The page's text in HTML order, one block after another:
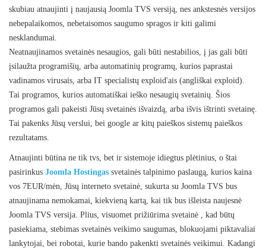
skubiau atnaujinti į naujausią Joomla TVS versiją, nes ankstesnės versijos
nebepalaikomos, nebetaisomos saugumo spragos ir kiti galimi
nesklandumai.
Neatnaujinamos svetainės nesaugios, gali būti nestabilios, į jas gali būti
įsilaužta programišių, arba automatinių programų, kurios paprastai
vadinamos virusais, arba IT specialistų exploid'ais (angliškai exploid).
Tai programos, kurios automatiškai ieško nesaugių svetainių. Šios
programos gali pakeisti Jūsų svetainės išvaizdą, arba išvis ištrinti svetainę.
Tai pakenks Jūsų verslui, bei google ar kitų paieškos sistemų paieškos
rezultatams.
Atnaujinti būtina ne tik tvs, bet ir sistemoje idiegtus plėtinius, o štai
pasirinkus Joomla Hostingas svetainės talpinimo paslaugą, kurios kaina
vos 7EUR/mėn, Jūsų interneto svetainė, sukurta su Joomla TVS bus
atnaujinama nemokamai, kiekvieną kartą, kai tik bus išleista naujesnė
Joomla TVS versija. Plius, visuomet prižiūrima svetainė , kad būtų
pasiekiama, stebimas svetainės veikimo saugumas, blokuojami piktavaliai
lankytojai, bei robotai, kurie bando pakenkti svetainės veikimui. Kadangi